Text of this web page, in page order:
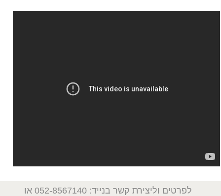
לפרטים וליצירת קשר בנייד: 052-8567140
או